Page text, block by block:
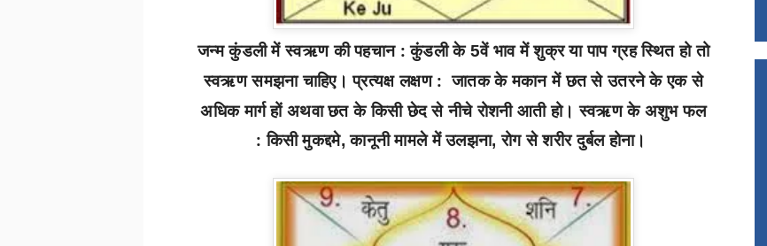
जन्म कुंडली में स्वऋण की पहचान : कुंडली के5वें भाव में शुक्र या पाप ग्रह स्थित हो तो
स्वऋण समझना चाहिए। प्रत्यक्ष लक्षण : जातक के मकान में छत से उतरने के एक से
अधिक मार्ग हों अथवा छत के किसी छेद से नीचे रोशनी आती हो। स्वऋण के अशुभ फल
: किसी मुकद्दमे,कानूनी मामले में उलझना,रोग से शरीर दुर्बल होना।